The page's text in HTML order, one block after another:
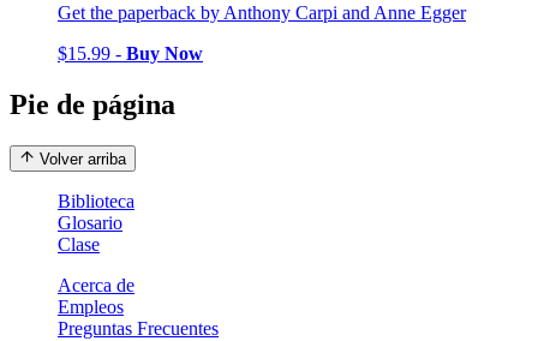
Get the paperback by Anthony Carpi and Anne Egger
$15.99 - Buy Now
Pie de página
Volver arriba
Biblioteca
Glosario
Clase
Acerca de
Empleos
Preguntas Frecuentes